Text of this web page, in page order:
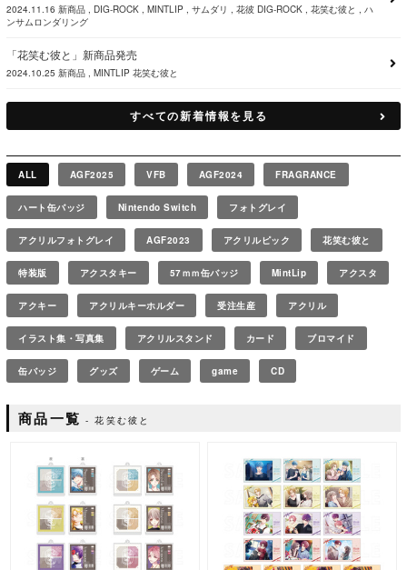
2024.11.16 新商品 DIG-ROCK MINTLIP サムダリ 花彼 DIG-ROCK 花笑む彼と
ハ
ンサムロンダリング
「花笑む彼と」新商品発売
2024.10.25 新商品 MINTLIP 花笑む彼と
すべての新着情報を見る
ALL AGF2025 VFB AGF2024 FRAGRANCE
ハート缶バッジ Nintendo Switch フォトグレイ
アクリルフォトグレイ AGF2023 アクリルピック 花笑む彼と
特装版 アクスタキー 57ｍｍ缶バッジ MintLip アクスタ
アクキー アクリルキーホルダー 受注生産 アクリル
イラスト集・写真集 アクリルスタンド カード ブロマイド
缶バッジ グッズ ゲーム game CD
商品一覧 花笑む彼と